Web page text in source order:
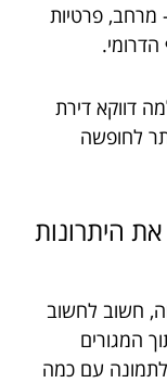
פרטיות
דווקא דירת
לחופשה
היתרונות
חשוב לחשוב
המגורים
לתמונה עם כמה